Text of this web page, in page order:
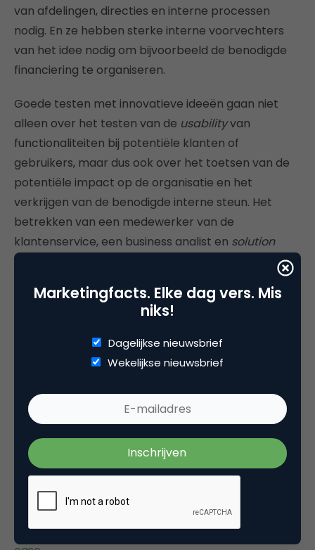
van afdelingen, directies en interne processen
nodig. En ze hebben sterke interne voorvechters
van het idee nodig om bijvoorbeeld de benodigde
financiering te organiseren.
Goede testen met innovatieve ideeën gaan niet
alleen over het testen van de usabilityvan
functionaliteiten bij potentiële klanten of
gebruikers, maar dus ook over het toetsen van de
potentiële impact op de organisatie en het
verkrijgen van de benodigde interne steun. Het
betrekken van een medewerker van de
klantenservice, een business analist en solution
architect
is wenselijk, maar onvoldoende om het
voorafgaand aan een sprint als erna is veel meer
Design the right thing
Nu helpt een design sprint natuurlijk wel om de
organisatie te laten zien dat er bewijs is voor de
voorbereiding ervan, slim aanpakt stelt het je in
staat meer informatie te halen uit het testen van
een prototype. Bijvoorbeeld door niet alleen
functionaliteit te toetsen,
maar ook de aannames
die ten grondslag liggen aan je ideeofbusiness
Marketingfacts. Elke dag vers. Mis
niks!
Dagelijkse nieuwsbrief
Wekelijkse nieuwsbrief